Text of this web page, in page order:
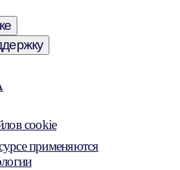
cookie
применяются